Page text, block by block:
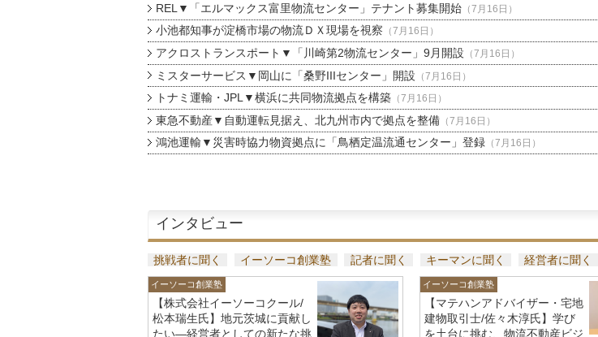
REL▼「エルマックス富里物流センター」テナント募集開始（7月16日）
小池都知事が淀橋市場の物流ＤＸ現場を視察 （7月16日）
アクロストランスポート▼「川崎第2物流センター」9月開設 （7月16日）
ミスターサービス▼岡山に「桑野IIIセンター」開設 （7月16日）
トナミ運輸・JPL▼横浜に共同物流拠点を構築（7月16日）
東急不動産▼自動運転見据え、北九州市内で拠点を整備（7月16日）
鴻池運輸▼災害時協力物資拠点に「鳥栖定温流通センター」登録（7月16日）
インタビュー
挑戦者に聞く イーソーコ創業塾 記者に聞く キーマンに聞く 経営者に聞く
イーソーコ創業塾
【株式会社イーソーコクール/
松本瑞生氏】地元茨城に貢献し
たい—経営者としての新たな挑
イーソーコ創業塾
【マテハンアドバイザー・宅地
建物取引士/佐々木淳氏】学び
を土台に挑む、物流不動産ビジ